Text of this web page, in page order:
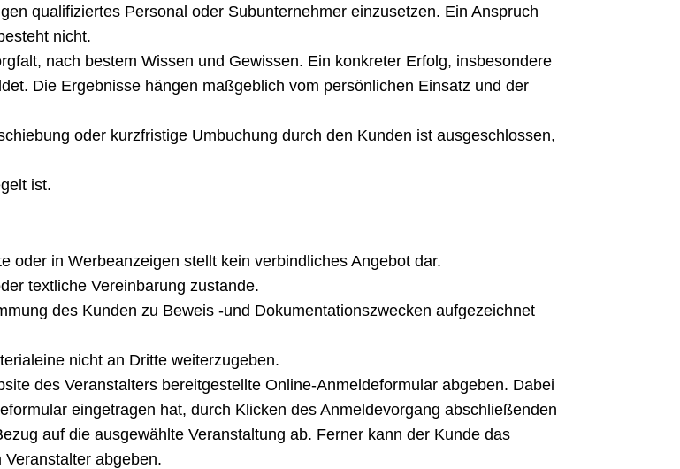
qualifiziertes Personal oder Subunternehmer einzusetzen. Ein Anspruch
nicht.
nach bestem Wissen und Gewissen. Ein konkreter Erfolg, insbesondere
Die Ergebnisse hängen maßgeblich vom persönlichen Einsatz und der
oder kurzfristige Umbuchung durch den Kunden ist ausgeschlossen,
ist.
oder in Werbeanzeigen stellt kein verbindliches Angebot dar.
textliche Vereinbarung zustande.
des Kunden zu Beweis -und Dokumentationszwecken aufgezeichnet
nicht an Dritte weiterzugeben.
des Veranstalters bereitgestellte Online-Anmeldeformular abgeben. Dabei
eingetragen hat, durch Klicken des Anmeldevorgang abschließenden
auf die ausgewählte Veranstaltung ab. Ferner kann der Kunde das
abgeben.